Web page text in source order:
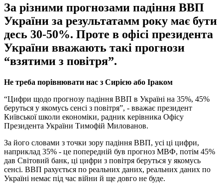
За різними прогнозами падіння ВВП
України за результатамм року має бути
десь 30-50%. Проте в офісі президента
України вважають такі прогнози
“взятими з повітря”.
Не треба порівнювати нас з Сирією або Іраком
“Цифри щодо прогнозу падіння ВВП в Україні на 35%, 45%
беруться у якомусь сенсі з повітря”, - вважає президент
Київської школи економіки, радник керівника Офісу
Президента України Тимофій Милованов.
За його словами з точки зору падіння ВВП, усі ці цифри,
наприклад 35% - це попередній був прогноз МВФ, потім 45%
дав Світовий банк, ці цифри з повітря беруться у якомусь
сенсі. ВВП рахується по реальних даних, реальних даних по
Україні немає під час війни й ще довго не буде.